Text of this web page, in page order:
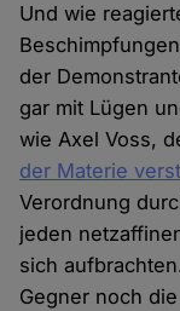
Und wie
der
gar mit Lügen
wie Axel Voss,
der Materie
Verordnung
jeden
sich
Gegner noch